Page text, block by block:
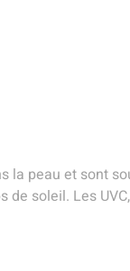
la peau et sont
soleil. Les